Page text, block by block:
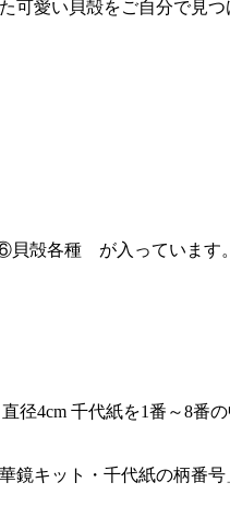
愛い貝殻をご自分で見
殻各種 が入っています。
径4cm 千代紙を1番～8番
キット・千代紙の柄番